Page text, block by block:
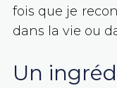
fois que je
dans la vie ou
Un